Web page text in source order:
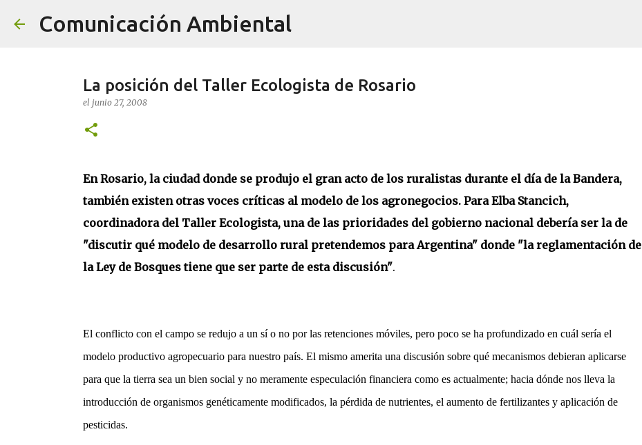
Comunicación Ambiental
La posición del Taller Ecologista de Rosario
el junio 27, 2008
En Rosario, la ciudad donde se produjo el gran acto de los ruralistas durante el día de la Bandera,
también existen otras voces críticas al modelo de los agronegocios. Para Elba Stancich,
coordinadora del Taller Ecologista, una de las prioridades del gobierno nacional debería ser la de
"discutir qué modelo de desarrollo rural pretendemos para Argentina" donde "la reglamentación de
la Ley de Bosques tiene que ser parte de esta discusión".
El conflicto con el campo se redujo a un sí o no por las retenciones móviles, pero poco se ha profundizado en cuál sería el
modelo productivo agropecuario para nuestro país. El mismo amerita una discusión sobre qué mecanismos debieran aplicarse
para que la tierra sea un bien social y no meramente especulación financiera como es actualmente; hacia dónde nos lleva la
introducción de organismos genéticamente modificados, la pérdida de nutrientes, el aumento de fertilizantes y aplicación de
pesticidas.